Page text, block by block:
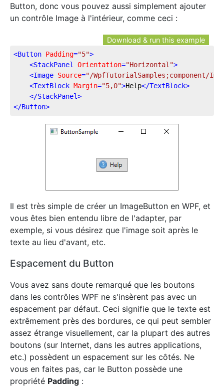
Button, donc vous pouvez aussi simplement ajouter
un contrôle Image à l'intérieur, comme ceci :
Download & run this example
<Button Padding="5">
<StackPanel Orientation="Horizontal">
<Image Source="/WpfTutorialSamples;component/
<TextBlock Margin="5,0">Help</TextBlock>
</StackPanel>
</Button>
Il est très simple de créer un ImageButton en WPF, et
vous êtes bien entendu libre de l'adapter, par
exemple, si vous désirez que l'image soit après le
texte au lieu d'avant, etc.
Espacement du Button
Vous avez sans doute remarqué que les boutons
dans les contrôles WPF ne s'insèrent pas avec un
espacement par défaut. Ceci signifie que le texte est
extrêmement près des bordures, ce qui peut sembler
assez étrange visuellement, car la plupart des autres
boutons (sur Internet, dans les autres applications,
etc.) possèdent un espacement sur les côtés. Ne
vous en faites pas, car le Button possède une
propriété Padding :